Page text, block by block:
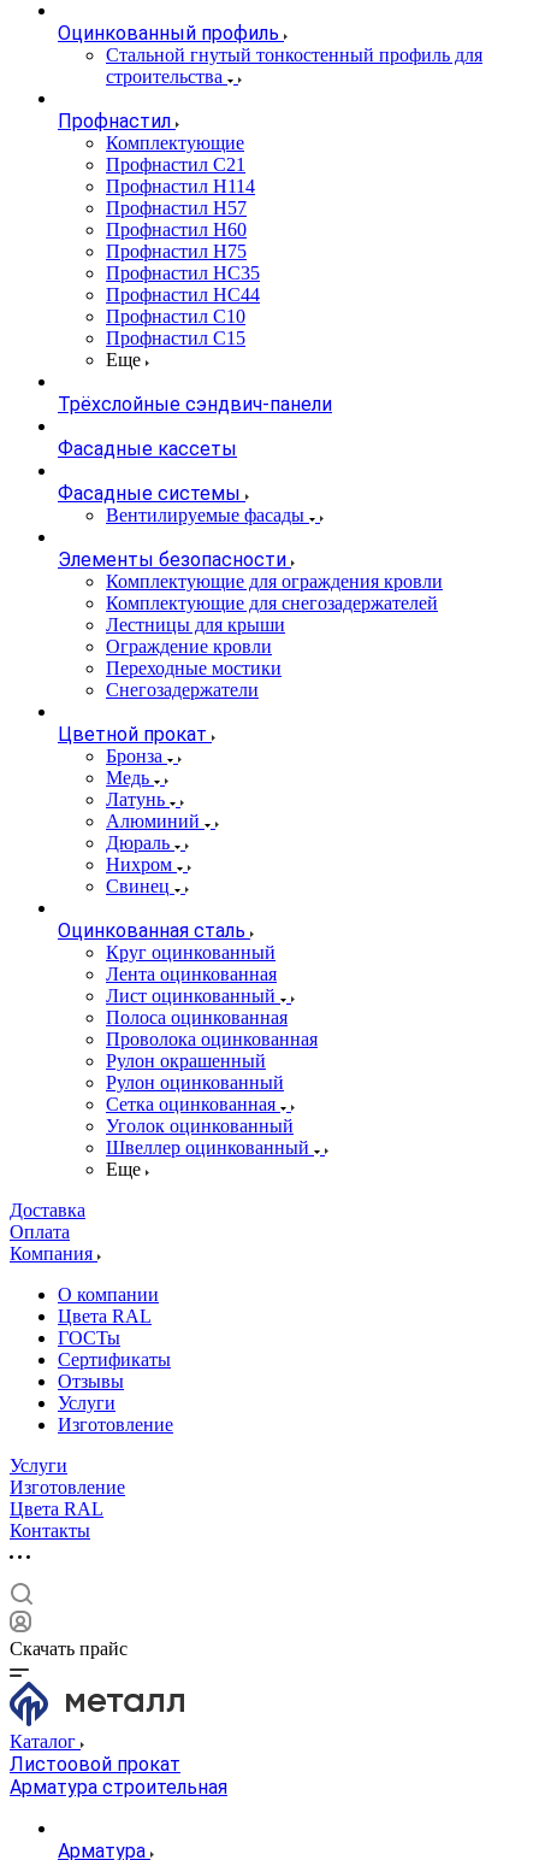
Оцинкованный профиль
Стальной гнутый тонкостенный профиль для
строительства
Профнастил
Комплектующие
Профнастил C21
Профнастил Н114
Профнастил Н57
Профнастил Н60
Профнастил Н75
Профнастил НС35
Профнастил НС44
Профнастил С10
Профнастил С15
Еще
Трёхслойные сэндвич-панели
Фасадные кассеты
Фасадные системы
Вентилируемые фасады
Элементы безопасности
Комплектующие для ограждения кровли
Комплектующие для снегозадержателей
Лестницы для крыши
Ограждение кровли
Переходные мостики
Снегозадержатели
Цветной прокат
Бронза
Медь
Латунь
Алюминий
Дюраль
Нихром
Свинец
Оцинкованная сталь
Круг оцинкованный
Лента оцинкованная
Лист оцинкованный
Полоса оцинкованная
Проволока оцинкованная
Рулон окрашенный
Рулон оцинкованный
Сетка оцинкованная
Уголок оцинкованный
Швеллер оцинкованный
Еще
Доставка
Оплата
Компания
О компании
Цвета RAL
ГОСТы
Сертификаты
Отзывы
Услуги
Изготовление
Услуги
Изготовление
Цвета RAL
Контакты
Скачать прайс
Каталог
Листоовой прокат
Арматура строительная
Арматура